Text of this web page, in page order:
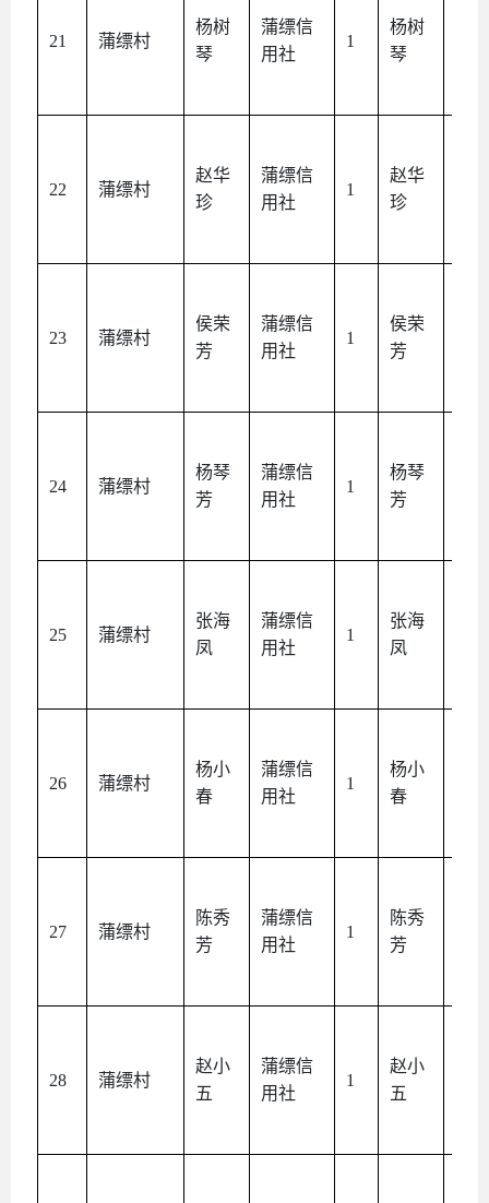
21 蒲缥村
杨树
琴
蒲缥信
用社
1
杨树
琴
22 蒲缥村
赵华
珍
蒲缥信
用社
1
赵华
珍
23 蒲缥村
侯荣
芳
蒲缥信
用社
1
侯荣
芳
24 蒲缥村
杨琴
芳
蒲缥信
用社
1
杨琴
芳
25 蒲缥村
张海
凤
蒲缥信
用社
1
张海
凤
26 蒲缥村
杨小
春
蒲缥信
用社
1
杨小
春
27 蒲缥村
陈秀
芳
蒲缥信
用社
1
陈秀
芳
28 蒲缥村
赵小
五
蒲缥信
用社
1
赵小
五